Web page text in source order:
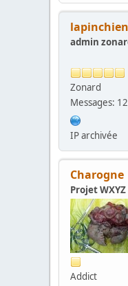
lapinchien
admin
Zonard
Messages:
IP archivée
Charogne
Projet WXYZ
Addict